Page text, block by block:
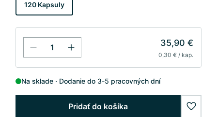
120 Kapsuly
35,90 €
0,30 € / kap.
Na sklade Dodanie do 3-5 pracovných dní
Pridať do košíka